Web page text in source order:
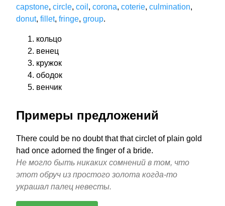
capstone, circle, coil , corona, coterie, culmination,
donut, fillet, fringe, group.
кольцо
венец
кружок
ободок
венчик
Примеры предложений
There could be no doubt that that circlet of plain gold
had once adorned the finger of a bride.
Не могло быть никаких сомнений в том, что
этот обруч из простого золота когда-то
украшал палец невесты.